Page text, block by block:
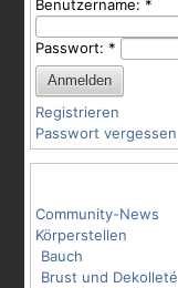
Benutzername: *
Passwort: *
Registrieren
Passwort vergessen
Community-News
Körperstellen
Bauch
Brust und Dekolleté